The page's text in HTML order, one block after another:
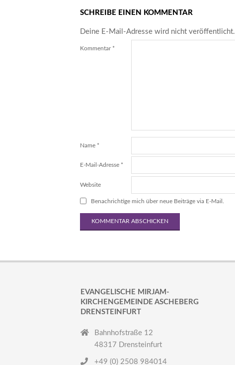
SCHREIBE EINEN KOMMENTAR
Deine E-Mail-Adresse wird nicht veröffentlicht.
Kommentar *
Name *
E-Mail-Adresse *
Website
Benachrichtige mich über neue Beiträge via E-Mail.
EVANGELISCHE MIRJAM-
KIRCHENGEMEINDE ASCHEBERG
DRENSTEINFURT
Bahnhofstraße 12
48317 Drensteinfurt
+49 (0) 2508 984014